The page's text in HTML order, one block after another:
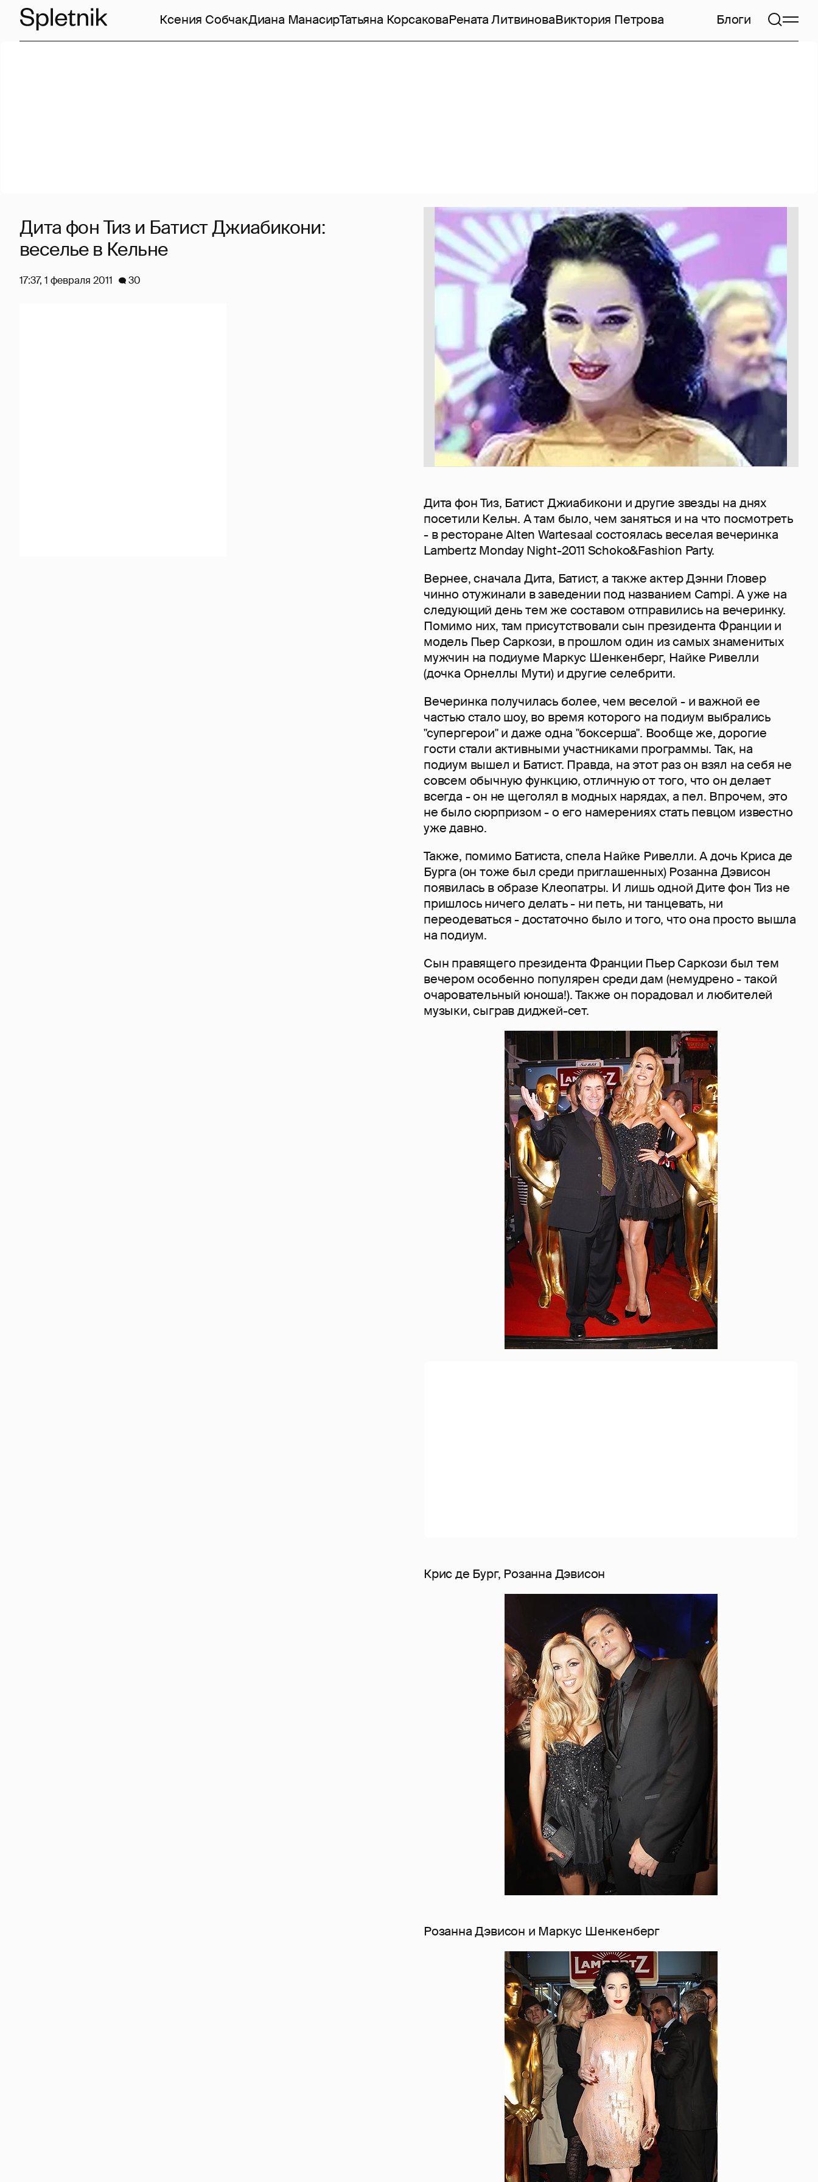
Ксения СобчакДиана МанасирТатьяна КорсаковаРената ЛитвиноваВиктория Петрова Блоги
Дита фон Тиз, Батист Джиабикони и другие звезды на днях
посетили Кельн. А там было, чем заняться и на что посмотреть
- в ресторане Alten Wartesaal состоялась веселая вечеринка
Lambertz Monday Night-2011 Schoko&Fashion Party.
Вернее, сначала Дита, Батист, а также актер Дэнни Гловер
чинно отужинали в заведении под названием Campi. А уже на
следующий день тем же составом отправились на вечеринку.
Помимо них, там присутствовали сын президента Франции и
модель Пьер Саркози, в прошлом один из самых знаменитых
мужчин на подиуме Маркус Шенкенберг, Найке Ривелли
(дочка Орнеллы Мути) и другие селебрити.
Вечеринка получилась более, чем веселой - и важной ее
частью стало шоу, во время которого на подиум выбрались
"супергерои" и даже одна "боксерша". Вообще же, дорогие
гости стали активными участниками программы. Так, на
подиум вышел и Батист. Правда, на этот раз он взял на себя не
совсем обычную функцию, отличную от того, что он делает
всегда - он не щеголял в модных нарядах, а пел. Впрочем, это
не было сюрпризом - о его намерениях стать певцом известно
уже давно.
Также, помимо Батиста, спела Найке Ривелли. А дочь Криса де
Бурга (он тоже был среди приглашенных) Розанна Дэвисон
появилась в образе Клеопатры. И лишь одной Дите фон Тиз не
пришлось ничего делать - ни петь, ни танцевать, ни
переодеваться - достаточно было и того, что она просто вышла
на подиум.
Сын правящего президента Франции Пьер Саркози был тем
вечером особенно популярен среди дам (немудрено - такой
очаровательный юноша!). Также он порадовал и любителей
музыки, сыграв диджей-сет.
Крис де Бург, Розанна Дэвисон
Розанна Дэвисон и Маркус Шенкенберг
Дита фон Тиз и Батист Джиабикони:
веселье в Кельне
17:37, 1 февраля 2011 30